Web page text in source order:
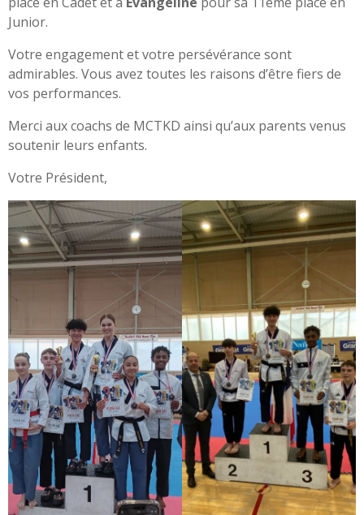
Junior.
Votre engagement et votre persévérance sont
admirables. Vous avez toutes les raisons d’être fiers de
vos performances.
Merci aux coachs de MCTKD ainsi qu’aux parents venus
soutenir leurs enfants.
Votre Président,